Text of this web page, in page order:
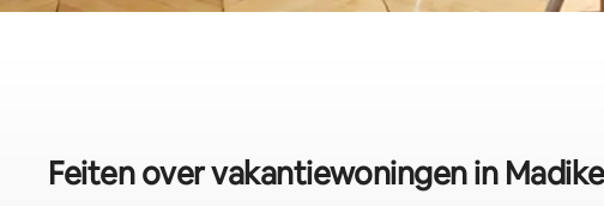
Feiten over vakantiewoningen in